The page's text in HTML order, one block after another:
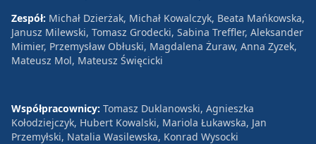
Zespół: Michał Dzierżak, Michał Kowalczyk, Beata Mańkowska,
Janusz Milewski, Tomasz Grodecki, Sabina Treffler, Aleksander
Mimier, Przemysław Obłuski, Magdalena Żuraw, Anna Zyzek,
Mateusz Mol, Mateusz Święcicki
Współpracownicy: Tomasz Duklanowski, Agnieszka
Kołodziejczyk, Hubert Kowalski, Mariola Łukawska, Jan
Przemyłski, Natalia Wasilewska, Konrad Wysocki